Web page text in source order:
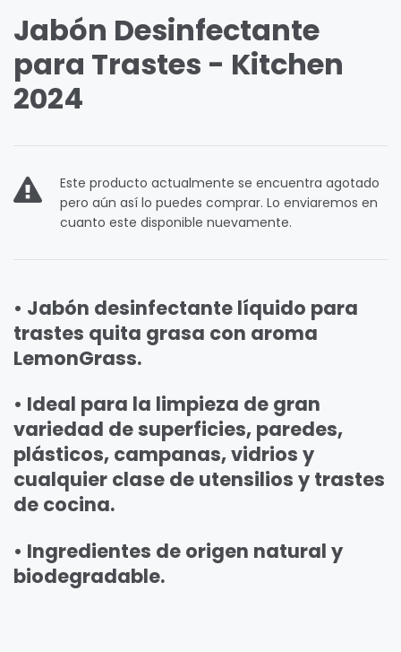
Jabón Desinfectante
para Trastes - Kitchen
2024
Este producto actualmente se encuentra agotado
pero aún así lo puedes comprar. Lo enviaremos en
cuanto este disponible nuevamente.
• Jabón desinfectante líquido para
trastes quita grasa con aroma
LemonGrass.
• Ideal para la limpieza de gran
variedad de superficies, paredes,
plásticos, campanas, vidrios y
cualquier clase de utensilios y trastes
de cocina.
• Ingredientes de origen natural y
biodegradable.